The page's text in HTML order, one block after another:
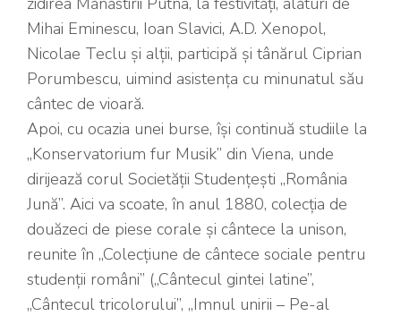
Mihai Eminescu, Ioan Slavici, A.D. Xenopol,
Nicolae Teclu și alții, participă și tânărul Ciprian
Porumbescu, uimind asistența cu minunatul său
cântec de vioară.
Apoi, cu ocazia unei burse, își continuă studiile la
„Konservatorium fur Musik” din Viena, unde
dirijează corul Societății Studențești „România
Jună”. Aici va scoate, în anul 1880, colecția de
douăzeci de piese corale și cântece la unison,
reunite în „Colecțiune de cântece sociale pentru
studenții români” („Cântecul gintei latine”,
„Cântecul tricolorului”, „Imnul unirii – Pe-al